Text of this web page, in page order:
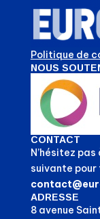
Politique de
NOUS
CONTACT
N’hésitez
suivante
ADRESSE
8 avenue